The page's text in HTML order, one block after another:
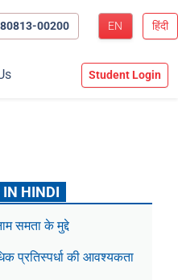
80813-00200 EN हिंदी
Student Login
IN HINDI
समता के मुद्दे
प्रतिस्पर्धा की आवश्यकता